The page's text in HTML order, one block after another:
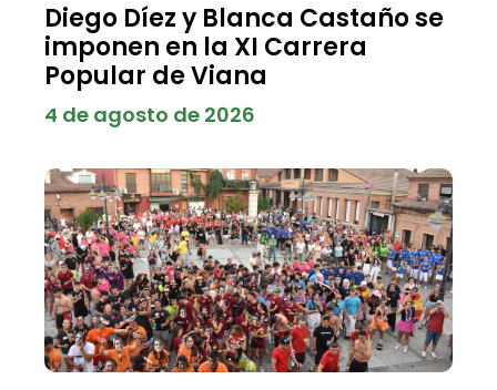
Diego Díez y Blanca Castaño se
imponen en la XI Carrera
Popular de Viana
4 de agosto de 2026